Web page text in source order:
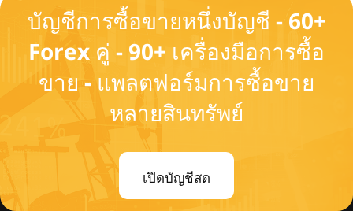
บัญชีการซื้อขายหนึ่งบัญชี - 60+
Forex คู่ - 90+ เครื่องมือการซื้อ
ขาย - แพลตฟอร์มการซื้อขาย
หลายสินทรัพย์
เปิดบัญชีสด